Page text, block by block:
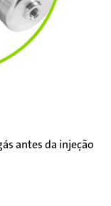
antes da injeção